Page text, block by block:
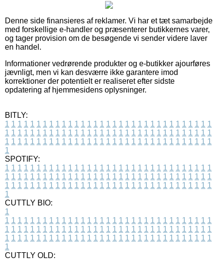
Denne side finansieres af reklamer. Vi har et tæt samarbejde
med forskellige e-handler og præsenterer butikkernes varer,
og tager provision om de besøgende vi sender videre laver
en handel.
Informationer vedrørende produkter og e-butikker ajourføres
jævnligt, men vi kan desværre ikke garantere imod
korrektioner der potentielt er realiseret efter sidste
opdatering af hjemmesidens oplysninger.
BITLY:
1 1 1 1 1 1 1 1 1 1 1 1 1 1 1 1 1 1 1 1 1 1 1 1 1 1 1 1 1 1 1 1 1
1 1 1 1 1 1 1 1 1 1 1 1 1 1 1 1 1 1 1 1 1 1 1 1 1 1 1 1 1 1 1 1 1
1 1 1 1 1 1 1 1 1 1 1 1 1 1 1 1 1 1 1 1 1 1 1 1 1 1 1 1 1 1 1 1 1
1
SPOTIFY:
1 1 1 1 1 1 1 1 1 1 1 1 1 1 1 1 1 1 1 1 1 1 1 1 1 1 1 1 1 1 1 1 1
1 1 1 1 1 1 1 1 1 1 1 1 1 1 1 1 1 1 1 1 1 1 1 1 1 1 1 1 1 1 1 1 1
1 1 1 1 1 1 1 1 1 1 1 1 1 1 1 1 1 1 1 1 1 1 1 1 1 1 1 1 1 1 1 1 1
1
CUTTLY BIO:
1
1 1 1 1 1 1 1 1 1 1 1 1 1 1 1 1 1 1 1 1 1 1 1 1 1 1 1 1 1 1 1 1 1
1 1 1 1 1 1 1 1 1 1 1 1 1 1 1 1 1 1 1 1 1 1 1 1 1 1 1 1 1 1 1 1 1
1 1 1 1 1 1 1 1 1 1 1 1 1 1 1 1 1 1 1 1 1 1 1 1 1 1 1 1 1 1 1 1 1
1
CUTTLY OLD: